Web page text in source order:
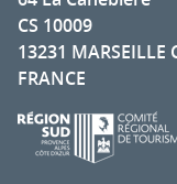
CS 10009
13231 MARSEILLE
FRANCE